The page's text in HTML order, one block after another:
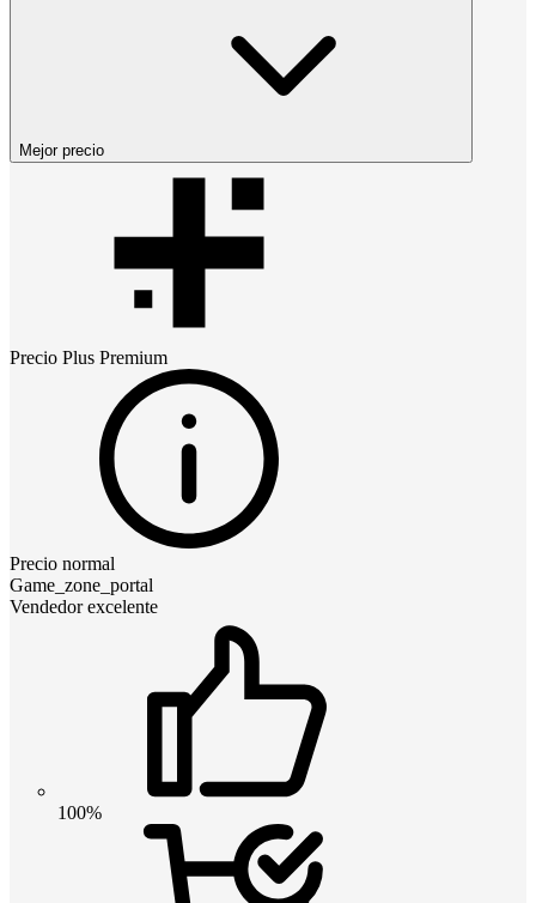
Mejor precio
Precio Plus Premium
Precio normal
Game_zone_portal
Vendedor excelente
100%